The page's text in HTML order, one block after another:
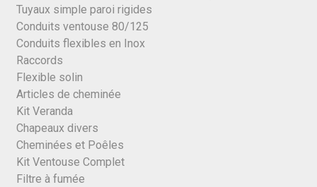
Tuyaux simple paroi rigides
Conduits ventouse 80/125
Conduits flexibles en Inox
Raccords
Flexible solin
Articles de cheminée
Kit Veranda
Chapeaux divers
Cheminées et Poêles
Kit Ventouse Complet
Filtre à fumée